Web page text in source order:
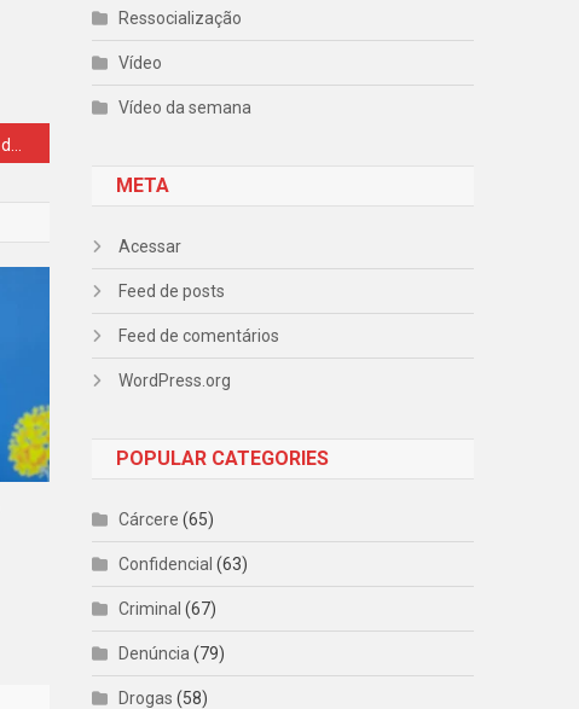
Ressocialização
Vídeo
Vídeo da semana
META
Acessar
Feed de posts
Feed de comentários
WordPress.org
POPULAR CATEGORIES
Cárcere (65)
Confidencial (63)
Criminal (67)
Denúncia (79)
Drogas (58)